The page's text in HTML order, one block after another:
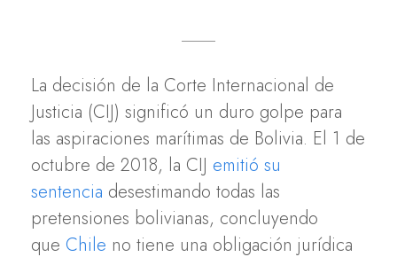
La decisión de la Corte Internacional de
Justicia (CIJ) significó un duro golpe para
las aspiraciones marítimas de Bolivia. El 1 de
octubre de 2018, la CIJ emitió su
sentencia desestimando todas las
pretensiones bolivianas, concluyendo
que Chile no tiene una obligación jurídica